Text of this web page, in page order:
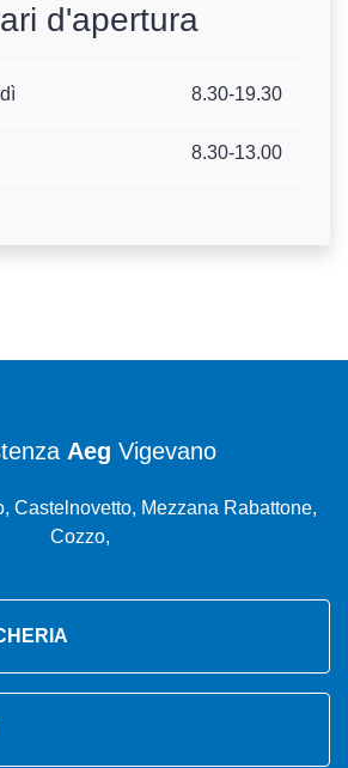
d'apertura
8.30-19.30
8.30-13.00
Aeg Vigevano
Castelnovetto, Mezzana Rabattone,
Cozzo,